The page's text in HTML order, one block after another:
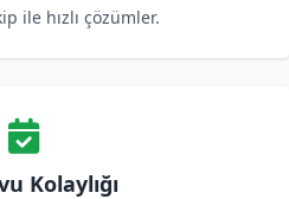
ile hızlı çözümler.
Kolaylığı